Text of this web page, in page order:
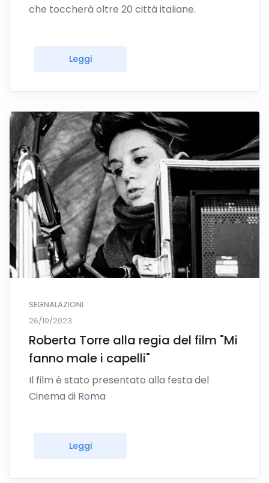
che toccherà oltre 20 città italiane.
Leggi
SEGNALAZIONI
26/10/2023
Roberta Torre alla regia del film "Mi
fanno male i capelli"
Il film è stato presentato alla festa del
Cinema di Roma
Leggi